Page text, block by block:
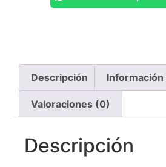
Descripción Información
Valoraciones (0)
Descripción